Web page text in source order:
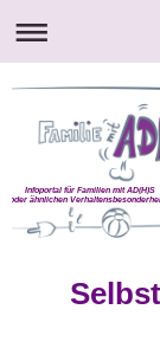
Infoportal für Familien mit AD(H)S
oder ähnlichen